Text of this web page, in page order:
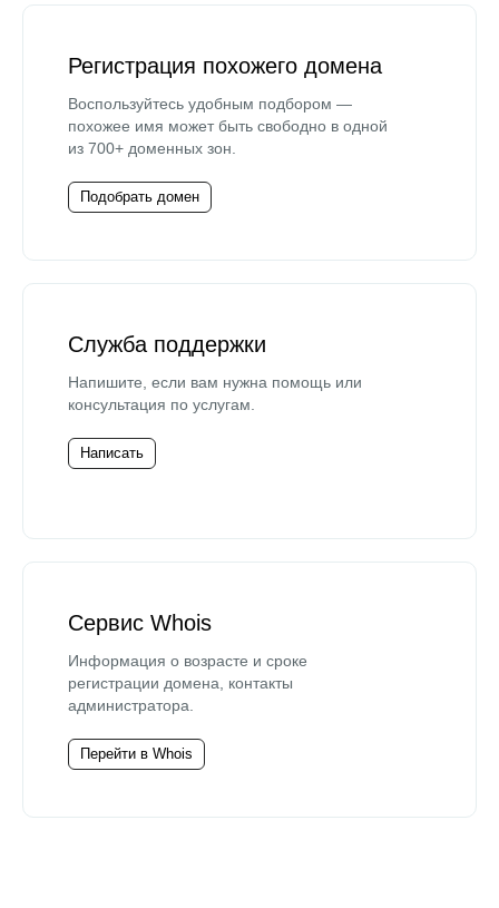
Регистрация похожего домена
Воспользуйтесь удобным подбором —
похожее имя может быть свободно в одной
из 700+ доменных зон.
Подобрать домен
Служба поддержки
Напишите, если вам нужна помощь или
консультация по услугам.
Написать
Сервис Whois
Информация о возрасте и сроке
регистрации домена, контакты
администратора.
Перейти в Whois